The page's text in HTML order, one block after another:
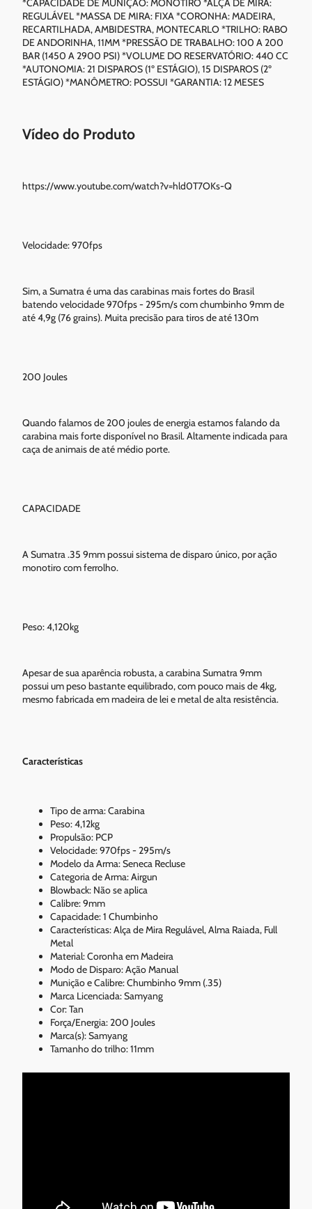
*CAPACIDADE DE MUNIÇÃO: MONOTIRO *ALÇA DE MIRA:
REGULÁVEL *MASSA DE MIRA: FIXA *CORONHA: MADEIRA,
RECARTILHADA, AMBIDESTRA, MONTECARLO *TRILHO: RABO
DE ANDORINHA, 11MM *PRESSÃO DE TRABALHO: 100 A 200
BAR (1450 A 2900 PSI) *VOLUME DO RESERVATÓRIO: 440 CC
*AUTONOMIA: 21 DISPAROS (1º ESTÁGIO), 15 DISPAROS (2º
ESTÁGIO) *MANÔMETRO: POSSUI *GARANTIA: 12 MESES
Vídeo do Produto
https://www.youtube.com/watch?v=hld0T7OKs-Q
Velocidade: 970fps
Sim, a Sumatra é uma das carabinas mais fortes do Brasil
batendo velocidade 970fps - 295m/s com chumbinho 9mm de
até 4,9g (76 grains). Muita precisão para tiros de até 130m
200 Joules
Quando falamos de 200 joules de energia estamos falando da
carabina mais forte disponível no Brasil. Altamente indicada para
caça de animais de até médio porte.
CAPACIDADE
A Sumatra .35 9mm possui sistema de disparo único, por ação
monotiro com ferrolho.
Peso: 4,120kg
Apesar de sua aparência robusta, a carabina Sumatra 9mm
possui um peso bastante equilibrado, com pouco mais de 4kg,
mesmo fabricada em madeira de lei e metal de alta resistência.
Características
Tipo de arma: Carabina
Peso: 4,12kg
Propulsão: PCP
Velocidade: 970fps - 295m/s
Modelo da Arma: Seneca Recluse
Categoria de Arma: Airgun
Blowback: Não se aplica
Calibre: 9mm
Capacidade: 1 Chumbinho
Características: Alça de Mira Regulável, Alma Raiada, Full
Metal
Material: Coronha em Madeira
Modo de Disparo: Ação Manual
Munição e Calibre: Chumbinho 9mm (.35)
Marca Licenciada: Samyang
Cor: Tan
Força/Energia: 200 Joules
Marca(s): Samyang
Tamanho do trilho: 11mm